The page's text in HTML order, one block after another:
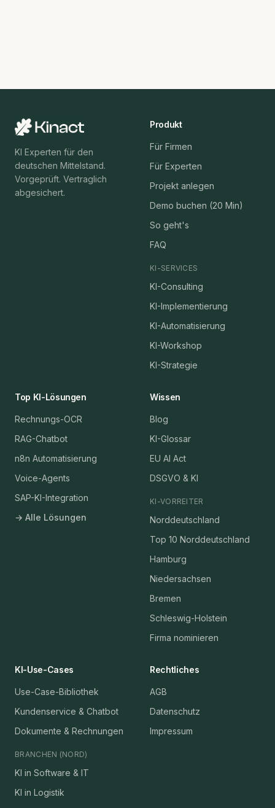
KI Experten für den
deutschen Mittelstand.
Vorgeprüft. Vertraglich
abgesichert.
Produkt
Für Firmen
Für Experten
Projekt anlegen
Demo buchen (20 Min)
So geht's
FAQ
KI-SERVICES
KI-Consulting
KI-Implementierung
KI-Automatisierung
KI-Workshop
KI-Strategie
Top KI-Lösungen
Rechnungs-OCR
RAG-Chatbot
n8n Automatisierung
Voice-Agents
SAP-KI-Integration
→ Alle Lösungen
Wissen
Blog
KI-Glossar
EU AI Act
DSGVO & KI
KI-VORREITER
Norddeutschland
Top 10 Norddeutschland
Hamburg
Niedersachsen
Bremen
Schleswig-Holstein
Firma nominieren
KI-Use-Cases
Use-Case-Bibliothek
Kundenservice & Chatbot
Dokumente & Rechnungen
BRANCHEN (NORD)
KI in Software & IT
KI in Logistik
Rechtliches
AGB
Datenschutz
Impressum